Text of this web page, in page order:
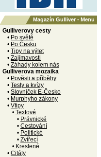
Magazín Gulliver - Menu
Gulliverovy cesty
• Po světě
• Po Česku
• Tipy na výlet
• Zajímavosti
• Záhady kolem nás
Gulliverova mozaika
• Pověsti a příběhy
• Testy a kvízy
• Slovníček E-Česko
• Murphyho zákony
• Vtipy
• Textové
• Právnické
• Cestování
• Politické
• Zvířecí
• Kreslené
• Citáty